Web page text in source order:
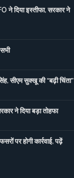
ने दिया इस्तीफा, सरकार ने
सीएम सुक्खू की “बढ़ी चिंता”
ने दिया बड़ा तोहफा
पर होगी कार्रवाई, पढ़ें